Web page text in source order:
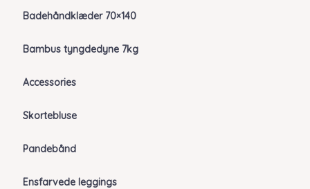
Badehåndklæder 70×140
Bambus tyngdedyne 7kg
Accessories
Skortebluse
Pandebånd
Ensfarvede leggings